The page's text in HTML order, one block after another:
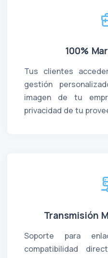
100%
Tus clientes
gestión
imagen de tu
privacidad de tu
Transmisión
Soporte para
compatibilidad